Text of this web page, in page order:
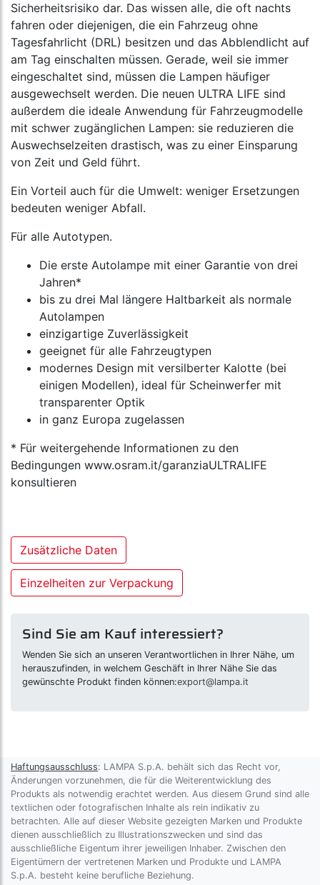
Sicherheitsrisiko dar. Das wissen alle, die oft nachts
fahren oder diejenigen, die ein Fahrzeug ohne
Tagesfahrlicht (DRL) besitzen und das Abblendlicht auf
am Tag einschalten müssen. Gerade, weil sie immer
eingeschaltet sind, müssen die Lampen häufiger
ausgewechselt werden. Die neuen ULTRA LIFE sind
außerdem die ideale Anwendung für Fahrzeugmodelle
mit schwer zugänglichen Lampen: sie reduzieren die
Auswechselzeiten drastisch, was zu einer Einsparung
von Zeit und Geld führt.
Ein Vorteil auch für die Umwelt: weniger Ersetzungen
bedeuten weniger Abfall.
Für alle Autotypen.
Die erste Autolampe mit einer Garantie von drei
Jahren*
bis zu drei Mal längere Haltbarkeit als normale
Autolampen
einzigartige Zuverlässigkeit
geeignet für alle Fahrzeugtypen
modernes Design mit versilberter Kalotte (bei
einigen Modellen), ideal für Scheinwerfer mit
transparenter Optik
in ganz Europa zugelassen
* Für weitergehende Informationen zu den
Bedingungen www.osram.it/garanziaULTRALIFE
konsultieren
Zusätzliche Daten
Einzelheiten zur Verpackung
Sind Sie am Kauf interessiert?
Wenden Sie sich an unseren Verantwortlichen in Ihrer Nähe, um
herauszufinden, in welchem Geschäft in Ihrer Nähe Sie das
gewünschte Produkt finden können:export@lampa.it
Haftungsausschluss: LAMPA S.p.A. behält sich das Recht vor,
Änderungen vorzunehmen, die für die Weiterentwicklung des
Produkts als notwendig erachtet werden. Aus diesem Grund sind alle
textlichen oder fotografischen Inhalte als rein indikativ zu
betrachten. Alle auf dieser Website gezeigten Marken und Produkte
dienen ausschließlich zu Illustrationszwecken und sind das
ausschließliche Eigentum ihrer jeweiligen Inhaber. Zwischen den
Eigentümern der vertretenen Marken und Produkte und LAMPA
S.p.A. besteht keine berufliche Beziehung.